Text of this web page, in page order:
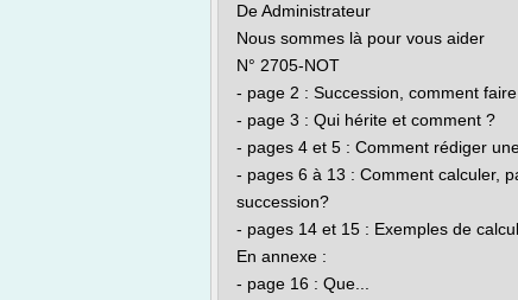
De Administrateur
Nous sommes là pour vous aider
N° 2705-NOT
- page 2 : Succession, comment
- page 3 : Qui hérite et comment ?
- pages 4 et 5 : Comment rédiger
- pages 6 à 13 : Comment calculer,
succession?
- pages 14 et 15 : Exemples de
En annexe :
- page 16 : Que...